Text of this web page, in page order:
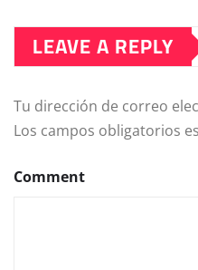
LEAVE A REPLY
Tu dirección de correo
Los campos obligatorios
Comment